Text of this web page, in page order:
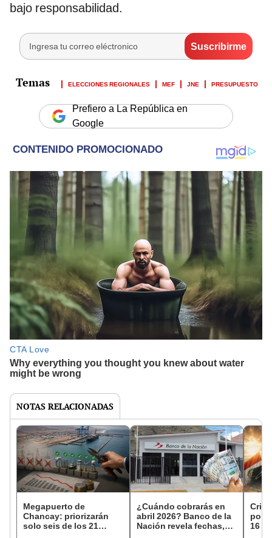
bajo responsabilidad.
ELECCIONES REGIONALES MEF JNE PRESUPUESTO
Prefiero a La República en
Google
NOTAS RELACIONADAS
Megapuerto de
Chancay: priorizarán
solo seis de los 21
¿Cuándo cobrarás en
abril 2026? Banco de la
Nación revela fechas,
por
16